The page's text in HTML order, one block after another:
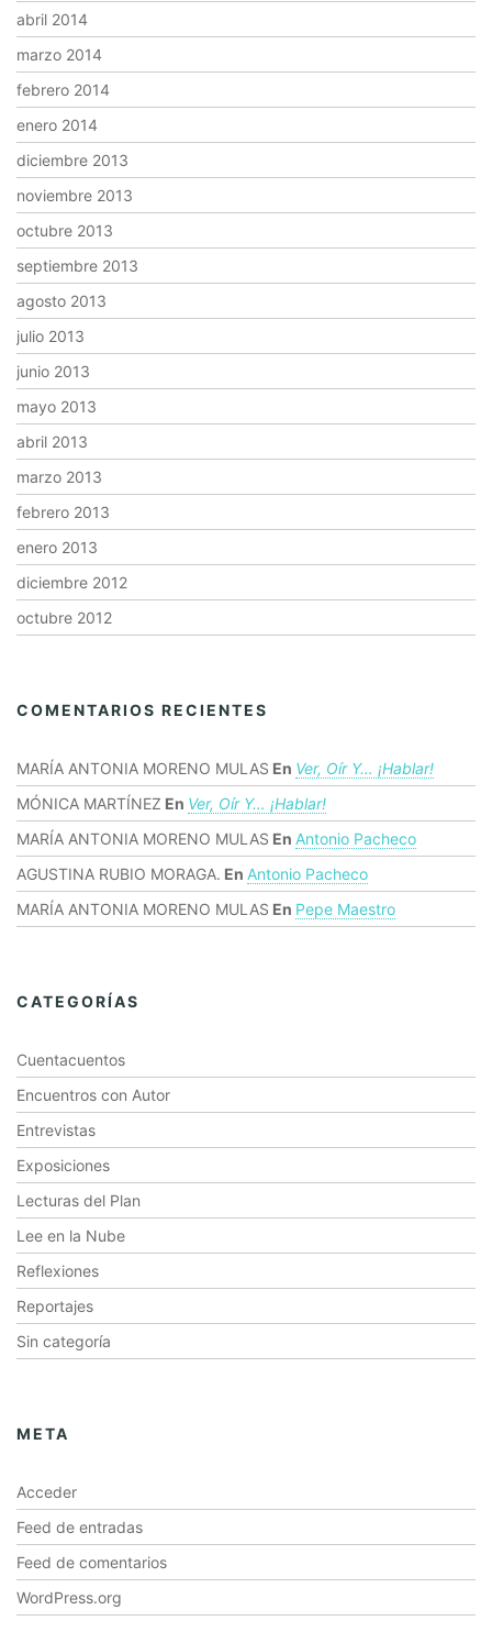
abril 2014
marzo 2014
febrero 2014
enero 2014
diciembre 2013
noviembre 2013
octubre 2013
septiembre 2013
agosto 2013
julio 2013
junio 2013
mayo 2013
abril 2013
marzo 2013
febrero 2013
enero 2013
diciembre 2012
octubre 2012
COMENTARIOS RECIENTES
MARÍA ANTONIA MORENO MULAS En Ver, Oír Y… ¡hablar!
MÓNICA MARTÍNEZ En Ver, Oír Y… ¡hablar!
MARÍA ANTONIA MORENO MULAS En Antonio Pacheco
AGUSTINA RUBIO MORAGA. En Antonio Pacheco
MARÍA ANTONIA MORENO MULAS En Pepe Maestro
CATEGORÍAS
Cuentacuentos
Encuentros con Autor
Entrevistas
Exposiciones
Lecturas del Plan
Lee en la Nube
Reflexiones
Reportajes
Sin categoría
META
Acceder
Feed de entradas
Feed de comentarios
WordPress.org